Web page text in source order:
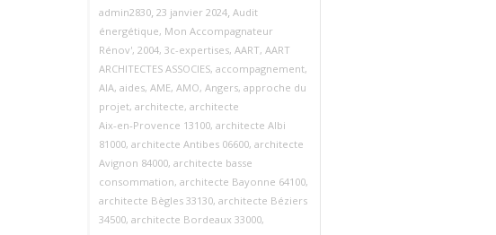
admin2830, 23 janvier 2024, Audit
énergétique, Mon Accompagnateur
Rénov', 2004, 3c-expertises, AART, AART
ARCHITECTES ASSOCIES, accompagnement,
AIA, aides, AME, AMO, Angers, approche du
projet, architecte, architecte
Aix‑en‑Provence 13100, architecte Albi
81000, architecte Antibes 06600, architecte
Avignon 84000, architecte basse
consommation, architecte Bayonne 64100,
architecte Bègles 33130, architecte Béziers
34500, architecte Bordeaux 33000,